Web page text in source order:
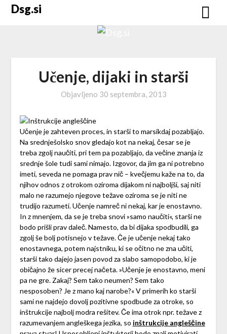
SkipDsg.si
Učenje, dijaki in starši
Objavljeno 30 septembra, 2013
Učenje je zahteven proces, in starši to marsikdaj pozabljajo.
Na srednješolsko snov gledajo kot na nekaj, česar se je
treba zgolj naučiti, pri tem pa pozabljajo, da večine znanja iz
srednje šole tudi sami nimajo. Izgovor, da jim ga ni potrebno
imeti, seveda ne pomaga prav nič – kvečjemu kaže na to, da
njihov odnos z otrokom oziroma dijakom ni najboljši, saj niti
malo ne razumejo njegove težave oziroma se je niti ne
trudijo razumeti. Učenje namreč ni nekaj, kar je enostavno.
In z mnenjem, da se je treba snovi »samo naučiti«, starši ne
bodo prišli prav daleč. Namesto, da bi dijaka spodbudili, ga
zgolj še bolj potisnejo v težave. Če je učenje nekaj tako
enostavnega, potem najstniku, ki se očitno ne zna učiti,
starši tako dajejo jasen povod za slabo samopodobo, ki je
običajno že sicer precej načeta. »Učenje je enostavno, meni
pa ne gre. Zakaj? Sem tako neumen? Sem tako
nesposoben? Je z mano kaj narobe?« V primerih ko starši
sami ne najdejo dovolj pozitivne spodbude za otroke, so
inštrukcije najbolj modra rešitev. Če ima otrok npr. težave z
razumevanjem angleškega jezika, so inštrukcije angleščine